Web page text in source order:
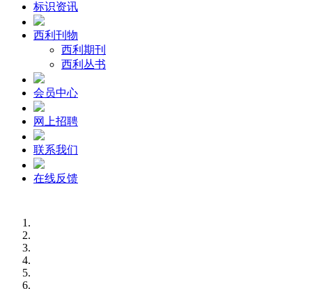
标识资讯
西利刊物
西利期刊
西利丛书
会员中心
网上招聘
联系我们
在线反馈